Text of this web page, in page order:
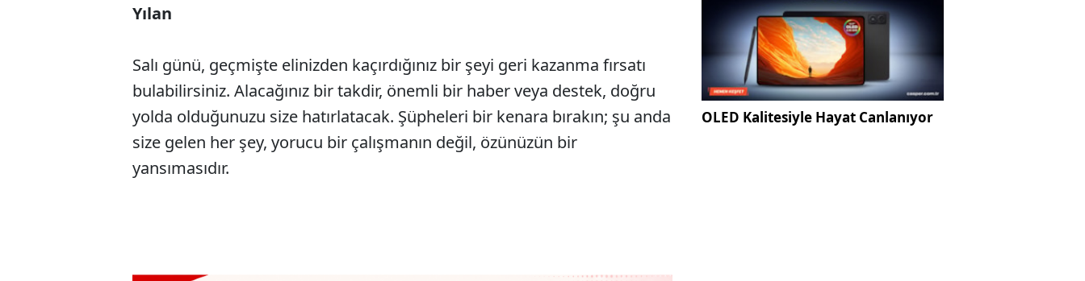
Yılan
Salı günü, geçmişte elinizden kaçırdığınız bir şeyi geri kazanma fırsatı
bulabilirsiniz. Alacağınız bir takdir, önemli bir haber veya destek, doğru
yolda olduğunuzu size hatırlatacak. Şüpheleri bir kenara bırakın; şu anda
size gelen her şey, yorucu bir çalışmanın değil, özünüzün bir
yansımasıdır.
OLED Kalitesiyle Hayat Canlanıyor